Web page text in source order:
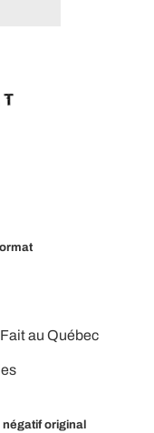
au Québec
original